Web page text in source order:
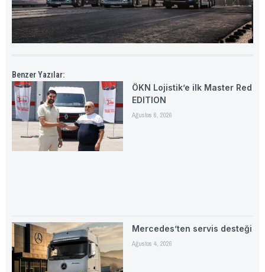
Benzer Yazılar:
ÖKN Lojistik’e ilk Master Red
EDITION
Ağustos 6, 2026
Mercedes’ten servis desteği
Ağustos 4, 2026